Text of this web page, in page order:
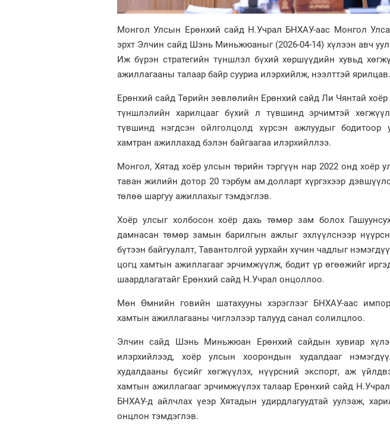
Монгол Улсын Ерөнхий сайд Н.Учрал БНХАУ-аас Монгол
эрхт Элчин сайд Шэнь Миньжюаныг (2026-04-14) хүлээн авч
Иж бүрэн стратегийн түншлэл бүхий хөршүүдийн хувьд
ажиллагааны талаар байр сууриа илэрхийлж, нээлттэй ярилцав.
Ерөнхий сайд Төрийн зөвлөлийн Ерөнхий сайд Ли Чянтай
түншлэлийн харилцааг бүхий л түвшинд эрчимтэй
түвшинд нэгдсэн ойлголцолд хүрсэн ажлуудыг бодитоор
хамтран ажиллахад бэлэн байгаагаа илэрхийллээ.
Монгол, Хятад хоёр улсын төрийн тэргүүн нар 2022 онд хоёр
таван жилийн дотор 20 тэрбум ам.долларт хүргэхээр
төлөө шаргуу ажиллахыг тэмдэглэв.
Хоёр улсыг холбосон хоёр дахь төмөр зам болох
дамнасан төмөр замын барилгын ажлыг эхлүүлснээр
бүтээн байгуулалт, Тавантолгой уурхайн хүчин чадлыг
цогц хамтын ажиллагааг эрчимжүүлж, бодит үр өгөөжийг
шаардлагатайг Ерөнхий сайд Н.Учрал онцоллоо.
Мөн Өмнийн говийн шатахууны хэрэглээг БНХАУ-аас
хамтын ажиллагааны чиглэлээр талууд санал солилцлоо.
Элчин сайд Шэнь Миньжюан Ерөнхий сайдын хувиар
илэрхийлээд, хоёр улсын хоорондын худалдааг
худалдааны бүсийг хөгжүүлэх, нүүрсний экспорт, аж
хамтын ажиллагааг эрчимжүүлэх талаар Ерөнхий сайд Н.Учрал
БНХАУ-д айлчлах үеэр Хятадын удирдлагуудтай уулзаж,
онцлон тэмдэглэв.